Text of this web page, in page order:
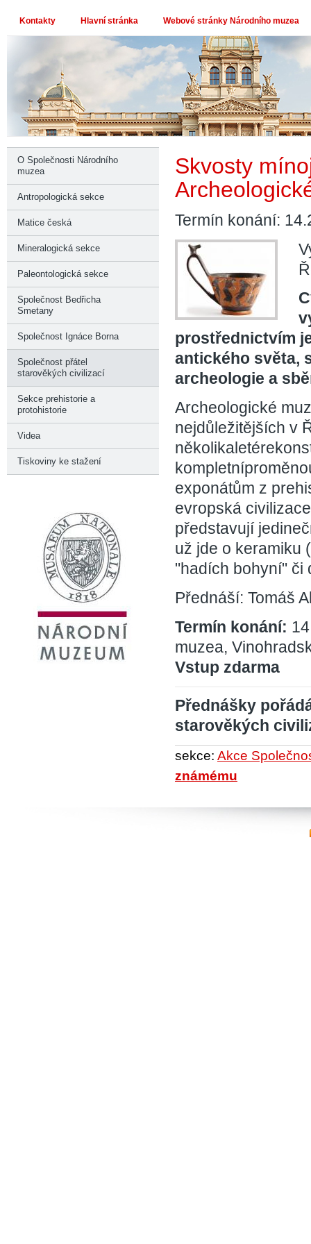
Kontakty Hlavní stránka Webové stránky Národního muzea
Skvosty
Termín konání:
prostřednictvím
antického světa,
archeologie a
Archeologické
nejdůležitějších v
exponátům z
evropská
představují
už jde o keramiku
"hadích bohyní" či
Přednáší: Tomáš
Termín konání:
muzea,
Vstup zdarma
Přednášky
starověkých
sekce: Akce
známému
O Společnosti Národního
muzea
Antropologická sekce
Matice česká
Mineralogická sekce
Paleontologická sekce
Společnost Bedřicha
Smetany
Společnost Ignáce Borna
Společnost přátel
starověkých civilizací
Sekce prehistorie a
protohistorie
Videa
Tiskoviny ke stažení